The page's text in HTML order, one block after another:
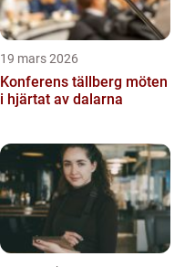
19 mars 2026
Konferens tällberg möten
i hjärtat av dalarna